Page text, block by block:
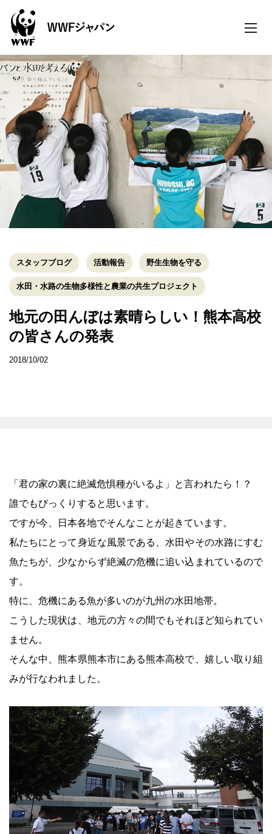
toggle
©WWFJapan
スタッフブログ 活動報告 野生生物を守る
水田・水路の生物多様性と農業の共生プロジェクト
地元の田んぼは素晴らしい！熊本高校
の皆さんの発表
2018/10/02
「君の家の裏に絶滅危惧種がいるよ」と言われたら！？
誰でもびっくりすると思います。
ですが今、日本各地でそんなことが起きています。
私たちにとって身近な風景である、水田やその水路にすむ
魚たちが、少なからず絶滅の危機に追い込まれているので
す。
特に、危機にある魚が多いのが九州の水田地帯。
こうした現状は、地元の方々の間でもそれほど知られてい
ません。
そんな中、熊本県熊本市にある熊本高校で、嬉しい取り組
みが行なわれました。